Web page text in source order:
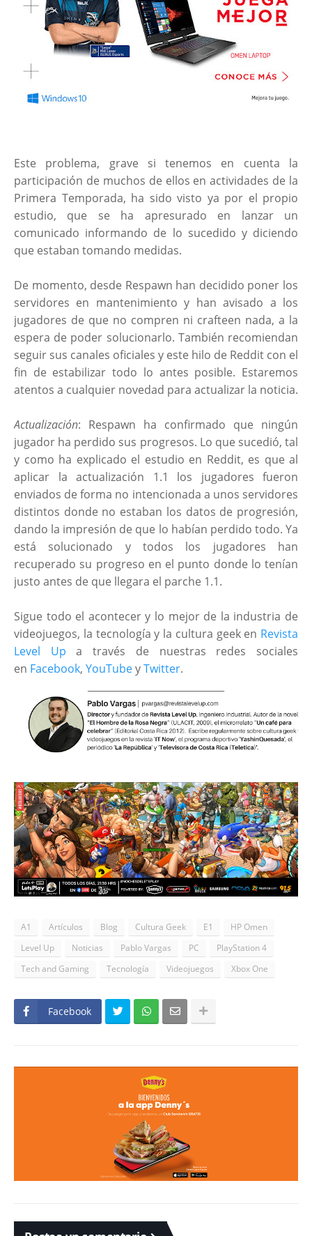
Este problema, grave si tenemos en cuenta la
participación de muchos de ellos en actividades de la
Primera Temporada, ha sido visto ya por el propio
estudio, que se ha apresurado en lanzar un
comunicado informando de lo sucedido y diciendo
que estaban tomando medidas.
De momento, desde Respawn han decidido poner los
servidores en mantenimiento y han avisado a los
jugadores de que no compren ni crafteen nada, a la
espera de poder solucionarlo. También recomiendan
seguir sus canales oficiales y este hilo de Reddit con el
fin de estabilizar todo lo antes posible. Estaremos
atentos a cualquier novedad para actualizar la noticia.
Actualización: Respawn ha confirmado que ningún
jugador ha perdido sus progresos. Lo que sucedió, tal
y como ha explicado el estudio en Reddit, es que al
aplicar la actualización 1.1 los jugadores fueron
enviados de forma no intencionada a unos servidores
distintos donde no estaban los datos de progresión,
dando la impresión de que lo habían perdido todo. Ya
está solucionado y todos los jugadores han
recuperado su progreso en el punto donde lo tenían
justo antes de que llegara el parche 1.1.
Sigue todo el acontecer y lo mejor de la industria de
videojuegos, la tecnología y la cultura geek en Revista
Level Up a través de nuestras redes sociales
en Facebook, YouTubeyTwitter.
A1 Artículos Blog Cultura Geek E1
HP Omen
Level Up
Noticias Pablo Vargas PC
PlayStation 4
Tech and Gaming
Tecnología Videojuegos Xbox One
Facebook